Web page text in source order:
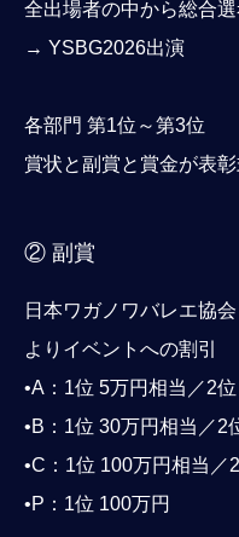
全出場者の中から総合
→ YSBG2026出演
各部門 第1位～第3位
賞状と副賞と賞金が表
② 副賞
日本ワガノワバレエ協
よりイベントへの割引
•A：1位 5万円相当／2
•B：1位 30万円相当／2
•C：1位 100万円相当／
•P：1位 100万円